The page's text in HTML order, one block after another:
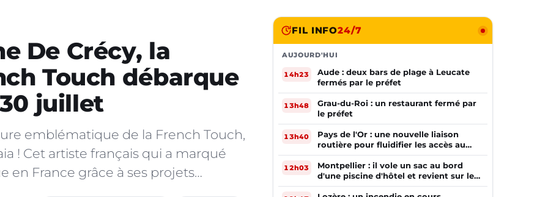
De Crécy, la
Touch débarque
juillet
emblématique de la French Touch,
! Cet artiste français qui a marqué
en France grâce à ses projets…
FIL INFO24/7
AUJOURD'HUI
14h23
Aude : deux bars de plage à Leucate
fermés par le préfet
13h48
Grau-du-Roi : un restaurant fermé par
le préfet
13h40
Pays de l'Or : une nouvelle liaison
routière pour fluidifier les accès au
PIOM
12h03
Montpellier : il vole un sac au bord
d'une piscine d'hôtel et revient sur les
lieux le lendemain